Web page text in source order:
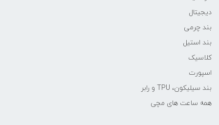
دیجیتال
بند چرمی
بند استیل
کلاسیک
اسپورت
بند سیلیکون، TPU و رابر
همه ساعت های مچی